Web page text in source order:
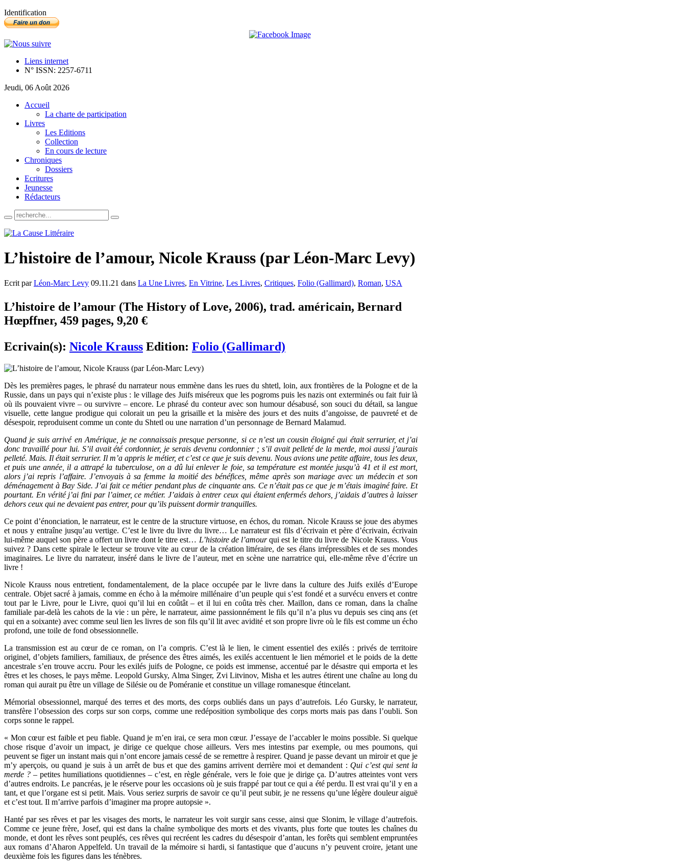
Identification
Liens internet
N° ISSN: 2257-6711
Jeudi, 06 Août 2026
Accueil
La charte de participation
Livres
Les Editions
Collection
En cours de lecture
Chroniques
Dossiers
Ecritures
Jeunesse
Rédacteurs
L’histoire de l’amour, Nicole Krauss (par Léon-Marc Levy)
Ecrit parLéon-Marc Levy 09.11.21 dans La Une Livres, En Vitrine, Les Livres, Critiques, Folio (Gallimard), Roman, USA
L’histoire de l’amour (The History of Love, 2006), trad. américain, Bernard
Hœpffner, 459 pages, 9,20 €
Ecrivain(s): Nicole Krauss Edition: Folio (Gallimard)
Dès les premières pages, le phrasé du narrateur nous emmène dans les rues du shtetl, loin, aux frontières de la Pologne et de la
Russie, dans un pays qui n’existe plus : le village des Juifs miséreux que les pogroms puis les nazis ont exterminés ou fait fuir là
où ils pouvaient vivre – ou survivre – encore. Le phrasé du conteur avec son humour désabusé, son souci du détail, sa langue
visuelle, cette langue prodigue qui colorait un peu la grisaille et la misère des jours et des nuits d’angoisse, de pauvreté et de
désespoir, reproduisent comme un conte du Shtetl ou une narration d’un personnage de Bernard Malamud.
Quand je suis arrivé en Amérique, je ne connaissais presque personne, si ce n’est un cousin éloigné qui était serrurier, et j’ai
donc travaillé pour lui. S’il avait été cordonnier, je serais devenu cordonnier ; s’il avait pelleté de la merde, moi aussi j’aurais
pelleté. Mais. Il était serrurier. Il m’a appris le métier, et c’est ce que je suis devenu. Nous avions une petite affaire, tous les deux,
et puis une année, il a attrapé la tuberculose, on a dû lui enlever le foie, sa température est montée jusqu’à 41 et il est mort,
alors j’ai repris l’affaire. J’envoyais à sa femme la moitié des bénéfices, même après son mariage avec un médecin et son
déménagement à Bay Side. J’ai fait ce métier pendant plus de cinquante ans. Ce n’était pas ce que je m’étais imaginé faire. Et
pourtant. En vérité j’ai fini par l’aimer, ce métier. J’aidais à entrer ceux qui étaient enfermés dehors, j’aidais d’autres à laisser
dehors ceux qui ne devaient pas entrer, pour qu’ils puissent dormir tranquilles.
Ce point d’énonciation, le narrateur, est le centre de la structure virtuose, en échos, du roman. Nicole Krauss se joue des abymes
et nous y entraîne jusqu’au vertige. C’est le livre du livre du livre… Le narrateur est fils d’écrivain et père d’écrivain, écrivain
lui-même auquel son père a offert un livre dont le titre est… L’histoire de l’amourqui est le titre du livre de Nicole Krauss. Vous
suivez ? Dans cette spirale le lecteur se trouve vite au cœur de la création littéraire, de ses élans irrépressibles et de ses mondes
imaginaires. Le livre du narrateur, inséré dans le livre de l’auteur, met en scène une narratrice qui, elle-même rêve d’écrire un
livre !
Nicole Krauss nous entretient, fondamentalement, de la place occupée par le livre dans la culture des Juifs exilés d’Europe
centrale. Objet sacré à jamais, comme en écho à la mémoire millénaire d’un peuple qui s’est fondé et a survécu envers et contre
tout par le Livre, pour le Livre, quoi qu’il lui en coûtât – et il lui en coûta très cher. Maillon, dans ce roman, dans la chaîne
familiale par-delà les cahots de la vie : un père, le narrateur, aime passionnément le fils qu’il n’a plus vu depuis ses cinq ans (et
qui en a soixante) avec comme seul lien les livres de son fils qu’il lit avec avidité et son propre livre où le fils est comme un écho
profond, une toile de fond obsessionnelle.
La transmission est au cœur de ce roman, on l’a compris. C’est là le lien, le ciment essentiel des exilés : privés de territoire
originel, d’objets familiers, familiaux, de présence des êtres aimés, les exilés accentuent le lien mémoriel et le poids de la dette
ancestrale s’en trouve accru. Pour les exilés juifs de Pologne, ce poids est immense, accentué par le désastre qui emporta et les
êtres et les choses, le pays même. Leopold Gursky, Alma Singer, Zvi Litvinov, Misha et les autres étirent une chaîne au long du
roman qui aurait pu être un village de Silésie ou de Poméranie et constitue un village romanesque étincelant.
Mémorial obsessionnel, marqué des terres et des morts, des corps oubliés dans un pays d’autrefois. Léo Gursky, le narrateur,
transfère l’obsession des corps sur son corps, comme une redéposition symbolique des corps morts mais pas dans l’oubli. Son
corps sonne le rappel.
« Mon cœur est faible et peu fiable. Quand je m’en irai, ce sera mon cœur. J’essaye de l’accabler le moins possible. Si quelque
chose risque d’avoir un impact, je dirige ce quelque chose ailleurs. Vers mes intestins par exemple, ou mes poumons, qui
peuvent se figer un instant mais qui n’ont encore jamais cessé de se remettre à respirer. Quand je passe devant un miroir et que je
m’y aperçois, ou quand je suis à un arrêt de bus et que des gamins arrivent derrière moi et demandent : Qui c’est qui sent la
merde ?– petites humiliations quotidiennes – c’est, en règle générale, vers le foie que je dirige ça. D’autres atteintes vont vers
d’autres endroits. Le pancréas, je le réserve pour les occasions où je suis frappé par tout ce qui a été perdu. Il est vrai qu’il y en a
tant, et que l’organe est si petit. Mais. Vous seriez surpris de savoir ce qu’il peut subir, je ne ressens qu’une légère douleur aiguë
et c’est tout. Il m’arrive parfois d’imaginer ma propre autopsie ».
Hanté par ses rêves et par les visages des morts, le narrateur les voit surgir sans cesse, ainsi que Slonim, le village d’autrefois.
Comme ce jeune frère, Josef, qui est dans la chaîne symbolique des morts et des vivants, plus forte que toutes les chaînes du
monde, et dont les rêves sont peuplés, ces rêves qui recréent les cadres du désespoir d’antan, les forêts qui semblent empruntées
aux romans d’Aharon Appelfeld. Un travail de la mémoire si hardi, si fantastique que d’aucuns n’y peuvent croire, jetant une
deuxième fois les figures dans les ténèbres.